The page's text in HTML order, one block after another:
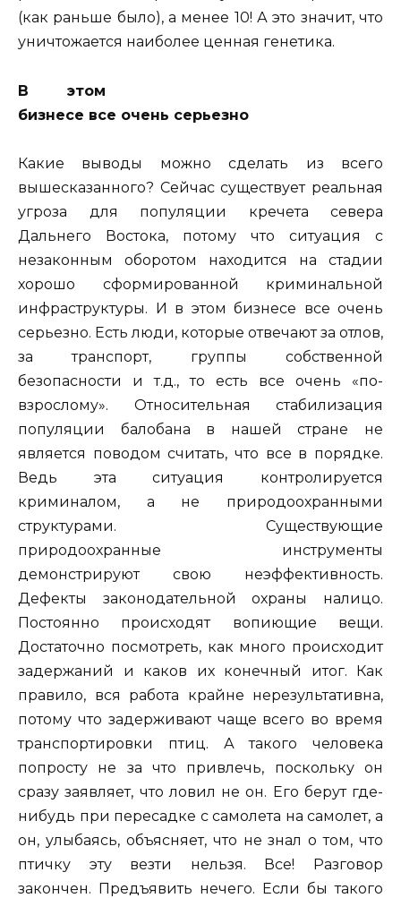
(как раньше было), а менее 10! А это значит, что
уничтожается наиболее ценная генетика.
В этом
бизнесе все очень серьезно
Какие выводы можно сделать из всего
вышесказанного? Сейчас существует реальная
угроза для популяции кречета севера
Дальнего Востока, потому что ситуация с
незаконным оборотом находится на стадии
хорошо сформированной криминальной
инфраструктуры. И в этом бизнесе все очень
серьезно. Есть люди, которые отвечают за отлов,
за транспорт, группы собственной
безопасности и т.д., то есть все очень «по-
взрослому». Относительная стабилизация
популяции балобана в нашей стране не
является поводом считать, что все в порядке.
Ведь эта ситуация контролируется
криминалом, а не природоохранными
структурами. Существующие
природоохранные инструменты
демонстрируют свою неэффективность.
Дефекты законодательной охраны налицо.
Постоянно происходят вопиющие вещи.
Достаточно посмотреть, как много происходит
задержаний и каков их конечный итог. Как
правило, вся работа крайне нерезультативна,
потому что задерживают чаще всего во время
транспортировки птиц. А такого человека
попросту не за что привлечь, поскольку он
сразу заявляет, что ловил не он. Его берут где-
нибудь при пересадке с самолета на самолет, а
он, улыбаясь, объясняет, что не знал о том, что
птичку эту везти нельзя. Все! Разговор
закончен. Предъявить нечего. Если бы такого